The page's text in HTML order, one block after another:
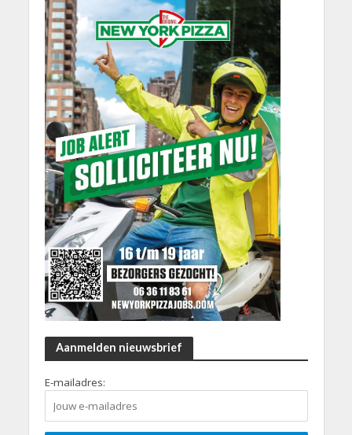
Aanmelden nieuwsbrief
E-mailadres: